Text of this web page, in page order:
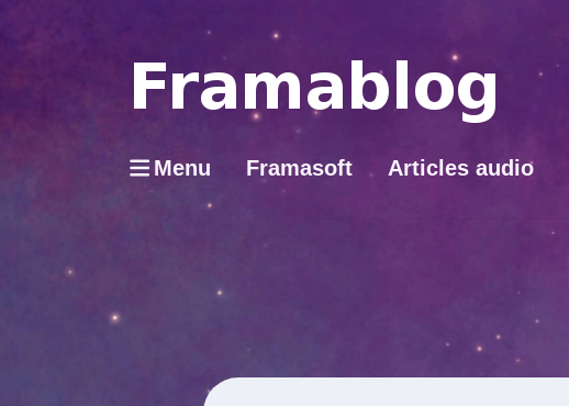
Menu Framasoft Articles audio